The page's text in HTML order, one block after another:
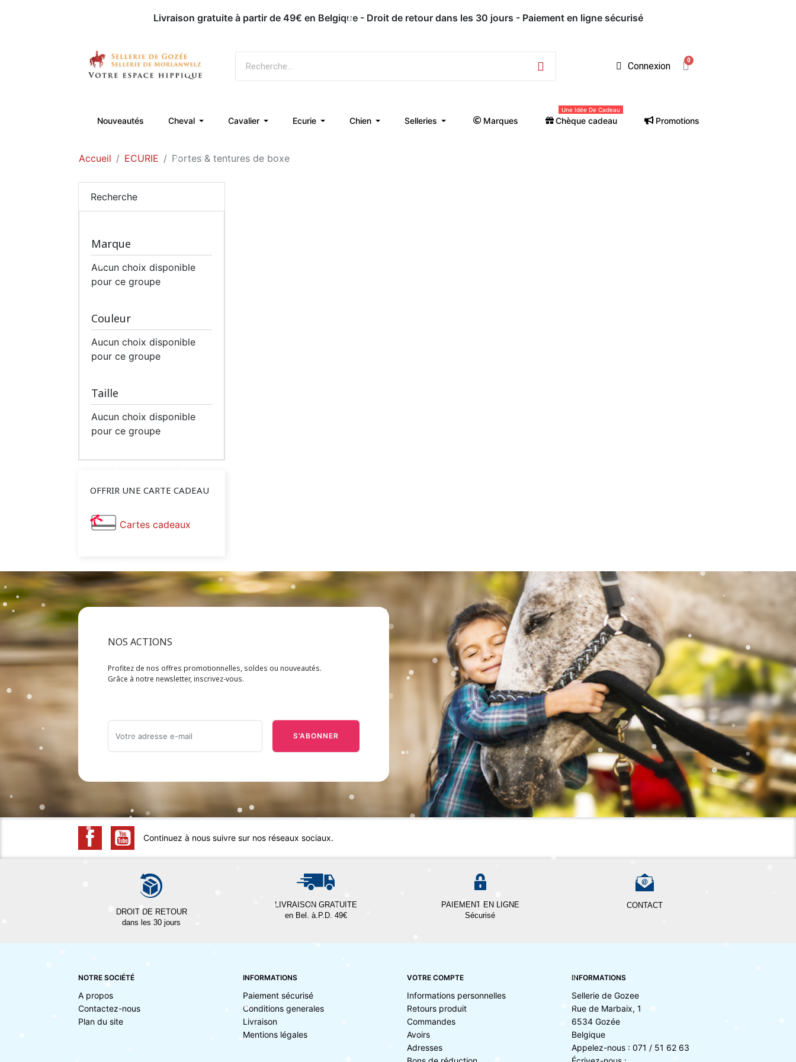
Livraison gratuite à partir de 49€ en Belgique - Droit de retour dans les 30 jours - Paiement en ligne sécurisé
Connexion
Nouveautés Cheval Cavalier Ecurie Chien Selleries Marques Chèque cadeau
Une Idée De Cadeau
Promotions
Accueil ECURIE Portes & tentures de boxe
Recherche
Marque
Aucun choix disponible
pour ce groupe
Couleur
Aucun choix disponible
pour ce groupe
Taille
Aucun choix disponible
pour ce groupe
OFFRIR UNE CARTE CADEAU
Cartes cadeaux
NOS ACTIONS
Profitez de nos offres promotionnelles, soldes ou nouveautés.
Grâce à notre newsletter, inscrivez-vous.
S’ABONNER
Continuez à nous suivre sur nos réseaux sociaux.
DROIT DE RETOUR
dans les 30 jours
LIVRAISON GRATUITE
en Bel. à.P.D. 49€
PAIEMENT EN LIGNE
Sécurisé
CONTACT
NOTRE SOCIÉTÉ
A propos
Contactez-nous
Plan du site
INFORMATIONS
Paiement sécurisé
Conditions generales
Livraison
Mentions légales
VOTRE COMPTE
Informations personnelles
Retours produit
Commandes
Avoirs
Adresses
INFORMATIONS
Sellerie de Gozee
Rue de Marbaix, 1
6534 Gozée
Belgique
Appelez-nous : 071 / 51 62 63